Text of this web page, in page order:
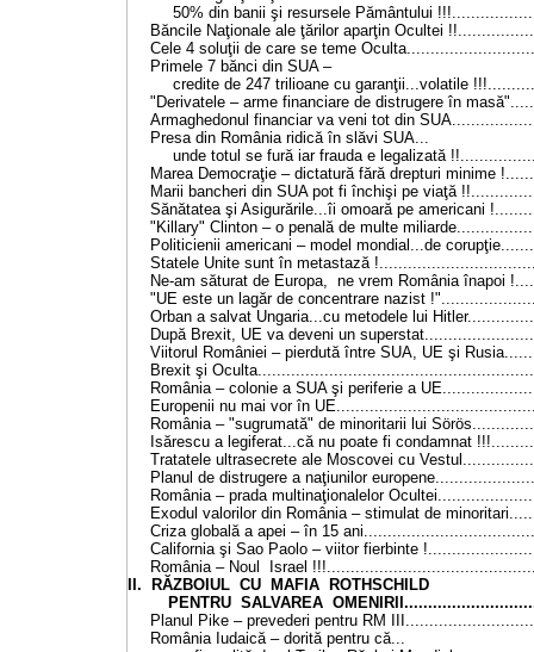
50% din banii şi resursele Pământului
Băncile Naţionale ale ţărilor aparţin Ocultei
Cele 4 soluţii de care se teme
Primele 7 bănci din SUA –
credite de 247 trilioane cu garanţii...volatile
"Derivatele – arme financiare de distrugere în
Armaghedonul financiar va veni tot din
Presa din România ridică în slăvi SUA...
unde totul se fură iar frauda e legalizată
Marea Democraţie – dictatură fără drepturi minime
Marii bancheri din SUA pot fi închişi pe viaţă
Sănătatea şi Asigurările...îi omoară pe americani
"Killary" Clinton – o penală de multe
Politicienii americani – model mondial...de
Statele Unite sunt în metastază
Ne-am săturat de Europa, ne vrem România înapoi
"UE este un lagăr de concentrare nazist
Orban a salvat Ungaria...cu metodele lui
După Brexit, UE va deveni un
Viitorul României – pierdută între SUA, UE şi
Brexit şi
România – colonie a SUA şi periferie a
Europenii nu mai vor în
România – "sugrumată" de minoritarii lui
Isărescu a legiferat...că nu poate fi condamnat
Tratatele ultrasecrete ale Moscovei cu
Planul de distrugere a naţiunilor
România – prada multinaţionalelor
Exodul valorilor din România – stimulat de
Criza globală a apei – în 15
California şi Sao Paolo – viitor fierbinte
România – Noul Israel
II. RĂZBOIUL CU MAFIA ROTHSCHILD
PENTRU SALVAREA
Planul Pike – prevederi pentru RM
România Iudaică – dorită pentru că...